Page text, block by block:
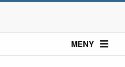
MENY